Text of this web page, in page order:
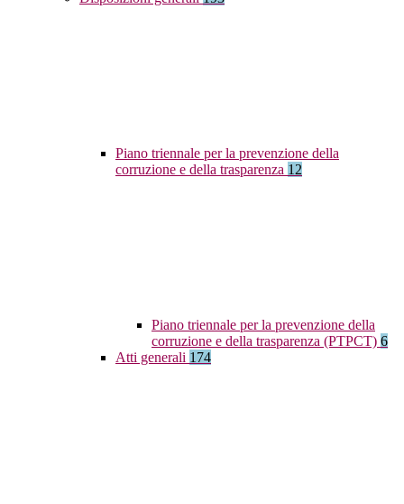
Piano triennale per la prevenzione della
corruzione e della trasparenza 12
Piano triennale per la prevenzione della
corruzione e della trasparenza (PTPCT) 6
Atti generali 174